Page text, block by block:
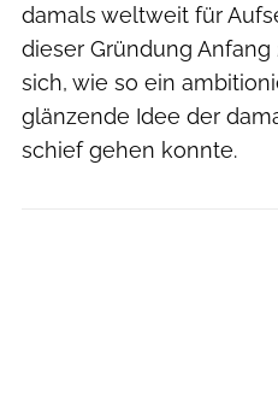
damals weltweit für
dieser Gründung
sich, wie so ein
glänzende Idee der
schief gehen konnte.